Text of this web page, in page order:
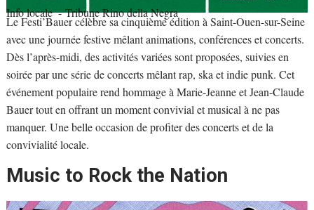
Info locale- Tribune Rino della Negra
Le Festi’Bauer célèbre sa cinquième édition à Saint-Ouen-sur-Seine
avec une journée festive mêlant animations, conférences et concerts.
Dès l’après-midi, des activités variées sont proposées, suivies en
soirée par une série de concerts mêlant rap, ska et indie punk. Cet
événement populaire rend hommage à Marie-Jeanne et Jean-Claude
Bauer tout en offrant un moment convivial et musical à ne pas
manquer. Une belle occasion de profiter des concerts et de la
convivialité locale.
Music to Rock the Nation